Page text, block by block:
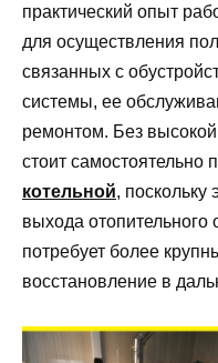
практический опыт
для осуществления
связанных с
системы, ее
ремонтом. Без
стоит самостоятельно
котельной, поскольку
выхода отопительного
потребует более
восстановление в